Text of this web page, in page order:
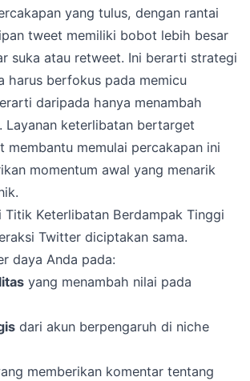
yang tulus, dengan rantai
tweet memiliki bobot lebih besar
suka atau retweet. Ini berarti strategi
harus berfokus pada memicu
daripada hanya menambah
Layanan keterlibatan bertarget
membantu memulai percakapan ini
momentum awal yang menarik
Titik Keterlibatan Berdampak Tinggi
Twitter diciptakan sama.
daya Anda pada:
yang menambah nilai pada
dari akun berpengaruh di niche
memberikan komentar tentang